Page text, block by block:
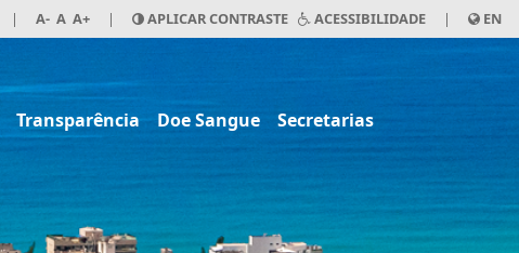
| A- A A+ | APLICAR CONTRASTE ACESSIBILIDADE | EN
Transparência Doe Sangue Secretarias